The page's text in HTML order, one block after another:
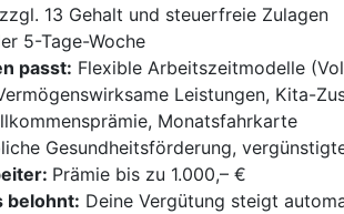
zzgl. 13 Gehalt und steuerfreie Zulagen
5-Tage-Woche
passt: Flexible Arbeitszeitmodelle
Leistungen, Kita-
Monatsfahrkarte
Gesundheitsförderung,
Prämie bis zu 1.000,– €
belohnt: Deine Vergütung steigt